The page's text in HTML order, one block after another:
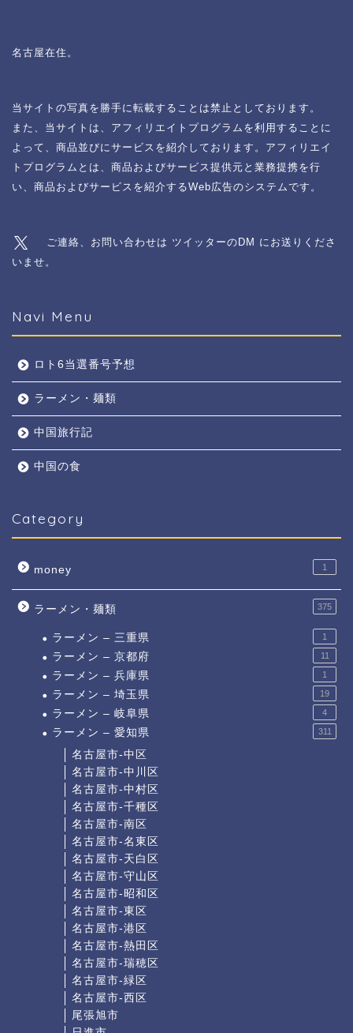
名古屋在住。
当サイトの写真を勝手に転載することは禁止としております。
また、当サイトは、アフィリエイトプログラムを利用することに
よって、商品並びにサービスを紹介しております。アフィリエイ
トプログラムとは、商品およびサービス提供元と業務提携を行
い、商品およびサービスを紹介するWeb広告のシステムです。
ご連絡、お問い合わせは ツイッターのDM にお送りくださ
いませ。
Navi Menu
ロト6当選番号予想
ラーメン・麺類
中国旅行記
中国の食
Category
money 1
ラーメン・麺類 375
ラーメン – 三重県 1
ラーメン – 京都府 11
ラーメン – 兵庫県 1
ラーメン – 埼玉県 19
ラーメン – 岐阜県 4
ラーメン – 愛知県 311
名古屋市-中区
名古屋市-中川区
名古屋市-中村区
名古屋市-千種区
名古屋市-南区
名古屋市-名東区
名古屋市-天白区
名古屋市-守山区
名古屋市-昭和区
名古屋市-東区
名古屋市-港区
名古屋市-熱田区
名古屋市-瑞穂区
名古屋市-緑区
名古屋市-西区
尾張旭市